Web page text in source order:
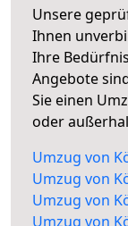
Unsere
Ihnen
Ihre
Angebote
Sie einen
oder
Umzug von
Umzug von
Umzug von
Umzug von